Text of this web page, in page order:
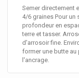
Semer directement
4/6 graines Pour un
profondeur en
terre et tasser.
d'arrosoir fine.
former une butte
l'ancrage.